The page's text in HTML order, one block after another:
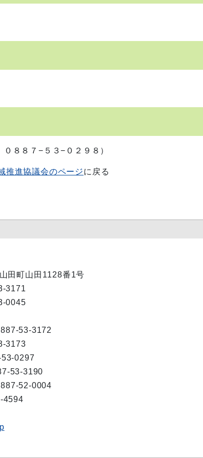
８７−５３−０２９８）
推進協議会のページに戻る
田町山田1128番1号
3171
0045
53-3172
3173
0297
53-3190
52-0004
4594